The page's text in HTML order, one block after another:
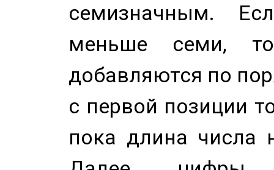
семизначным.
меньше семи,
добавляются по
с первой позиции
пока длина числа